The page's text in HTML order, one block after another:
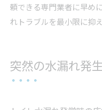
頼できる専門業者に早め
れトラブルを最小限に抑
突然の水漏れ発